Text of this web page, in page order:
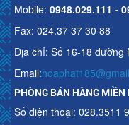
Mobile: 0948.029.111 -
Fax: 024.37 37 30 88
Địa chỉ: Số 16-18 đường
Email:
PHÒNG BÁN HÀNG MIỀN
Số điện thoại: 028.3511